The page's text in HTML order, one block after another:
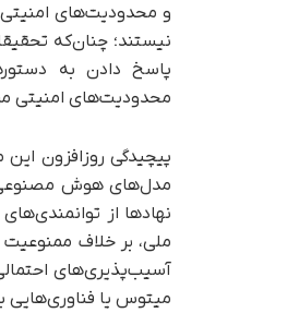
و محدودیت‌های
نیستند؛ چنان‌که
محدودیت‌های امنیتی
پیچیدگی روزافزون
مدل‌های هوش مصنوعی
آسیب‌پذیری‌های
میتوس یا فناوری‌هایی